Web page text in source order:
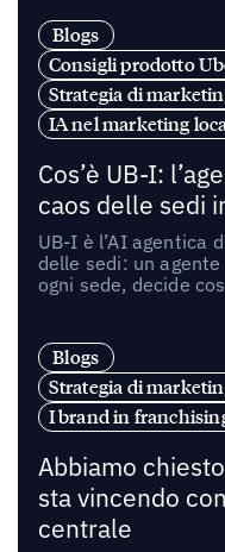
Blogs
Consigli prodotto
Strategia di
IA nel marketing
Cos’è UB-I:
caos delle sedi
UB-I è l’AI agentica
delle sedi: un
ogni sede, decide
Blogs
Strategia di
I brand in
Abbiamo
sta vincendo
centrale